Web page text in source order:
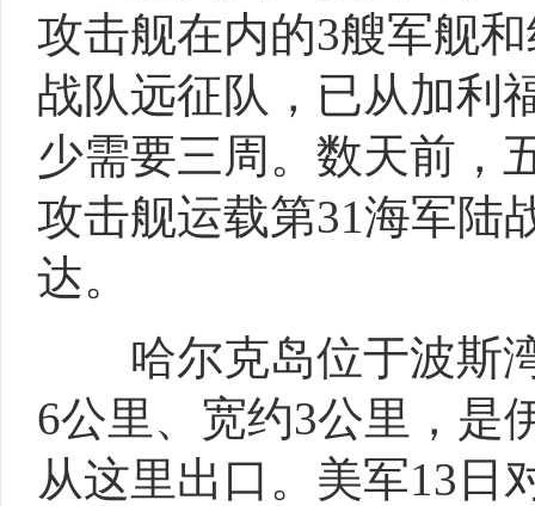
攻击舰在内的3艘军舰
战队远征队，已从加利
少需要三周。数天前，
攻击舰运载第31海军陆
达。
哈尔克岛位于波斯湾
6公里、宽约3公里，是
从这里出口。美军13日